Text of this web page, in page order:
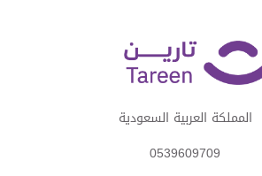
المملكة العربية السعودية
0539609709